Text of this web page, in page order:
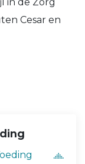
Cesar en